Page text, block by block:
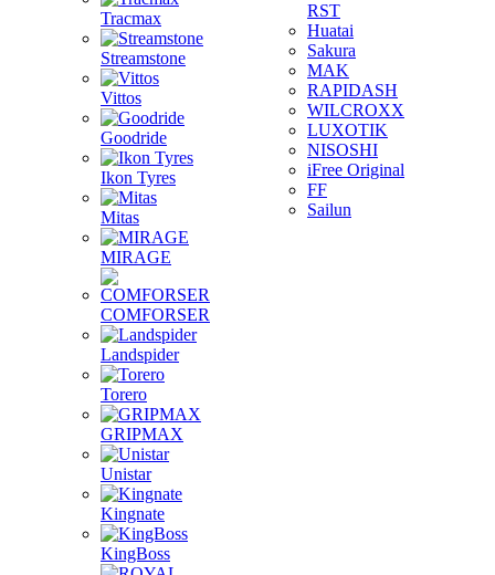
Tracmax
Streamstone
Vittos
Goodride
Ikon Tyres
Mitas
MIRAGE
COMFORSER
Landspider
Torero
GRIPMAX
Unistar
Kingnate
KingBoss
RST
Huatai
Sakura
MAK
RAPIDASH
WILCROXX
LUXOTIK
NISOSHI
iFree Original
FF
Sailun